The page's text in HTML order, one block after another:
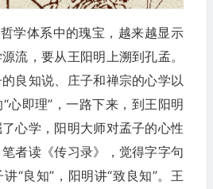
学体系中的瑰宝，越来越显示
流，要从王阳明上溯到孔孟。
良知说、庄子和禅宗的心学以
心即理”，一路下来，到王阳明
心学，阳明大师对孟子的心性
者读《传习录》，觉得字字句
“良知”，阳明讲“致良知”。王